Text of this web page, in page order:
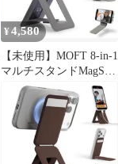
¥ 4,580
【未使用】MOFT 8-in-1
マルチスタンドMagSafe
対応トープ